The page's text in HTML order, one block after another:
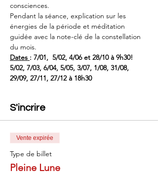
consciences.
Pendant la séance, explication sur les
énergies de la période et méditation
guidée avec la note-clé de la constellation
du mois.
Dates : 7/01,  5/02, 4/06 et 28/10 à 9h30!
5/02, 7/03, 6/04, 5/05, 3/07, 1/08, 31/08,
29/09, 27/11, 27/12 à 18h30
S'incrire
Vente expirée
Type de billet
Pleine Lune